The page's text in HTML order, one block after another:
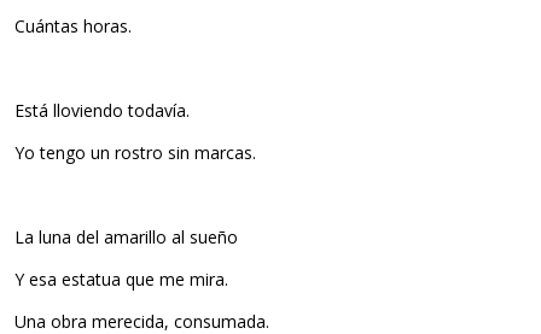
Cuántas horas.
Está lloviendo todavía.
Yo tengo un rostro sin marcas.
La luna del amarillo al sueño
Y esa estatua que me mira.
Una obra merecida, consumada.